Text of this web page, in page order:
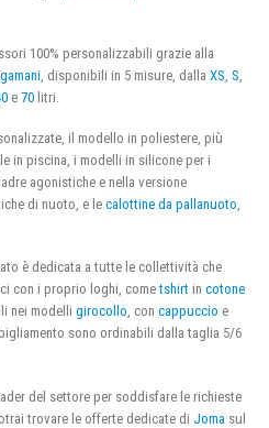
100% personalizzabili grazie alla
, disponibili in 5 misure, dalla XS S
e 70 litri.
il modello in poliestere, più
in piscina, i modelli in silicone per i
agonistiche e nella versione
di nuoto, e le calottine da pallanuoto,
è dedicata a tutte le collettività che
con i proprio loghi, cometshirt in cotone
nei modelli girocollo, con cappuccio e
sono ordinabili dalla taglia 5/6
del settore per soddisfare le richieste
trovare le offerte dedicate di Joma sul